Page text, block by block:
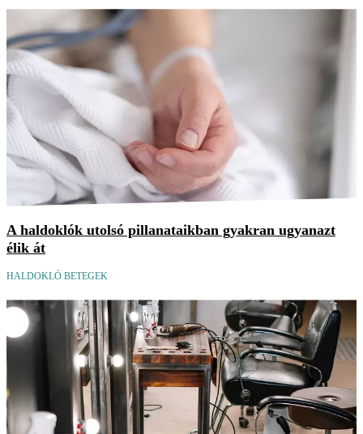
A haldoklók utolsó pillanataikban gyakran ugyanazt
élik át
HALDOKLÓ BETEGEK